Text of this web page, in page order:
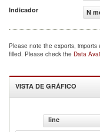
Indicador
N
Please note the exports,
filled. Please check the Data
VISTA DE GRÁFICO
line